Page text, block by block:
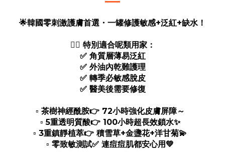
🌟韓國零刺激護膚首選・一罐修護敏感+泛紅+缺水！
👉🏻 特別適合呢類用家：
✅ 角質層薄易泛紅
✅ 外油內乾難護理
✅ 轉季必敏感脫皮
✅ 醫美後需要修復
▫️ 茶樹神經酰胺👉 72小時強化皮膚屏障～
▫️ 5重透明質酸👉 100小時超長效鎖水✨
▫️ 3重鎮靜植萃👉 積雪草+金盞花+洋甘菊💫
▫️ 零致敏測試✅ 連痘痘肌都安心用💚